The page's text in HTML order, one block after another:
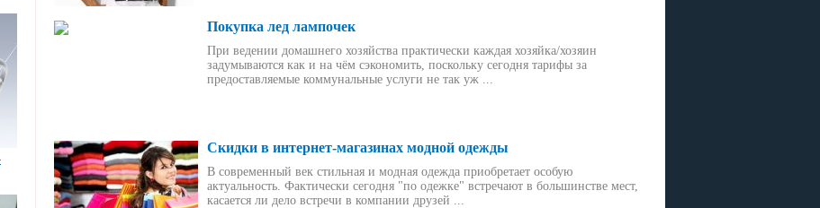
Покупка лед лампочек
При ведении домашнего хозяйства практически каждая хозяйка/хозяин
задумываются как и на чём сэкономить, поскольку сегодня тарифы за
предоставляемые коммунальные услуги не так уж ...
Скидки в интернет-магазинах модной одежды
В современный век стильная и модная одежда приобретает особую
актуальность. Фактически сегодня "по одежке" встречают в большинстве мест,
касается ли дело встречи в компании друзей ...